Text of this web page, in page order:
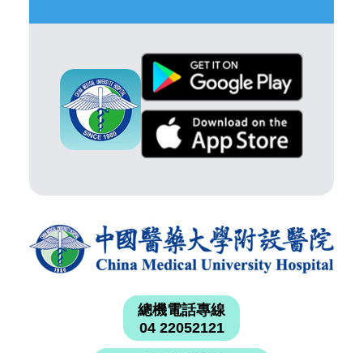
總機電話專線
04 22052121